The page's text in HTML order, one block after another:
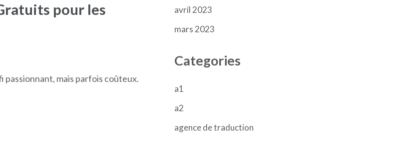
pour les
mais parfois coûteux.
avril 2023
mars 2023
Categories
a1
a2
agence de traduction